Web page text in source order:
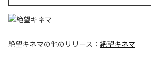
絶望キネマの他のリリース： 絶望キネマ